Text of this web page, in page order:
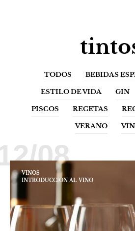
TODOS BEBIDAS
ESTILO DE VIDA GIN
PISCOS RECETAS
VERANO
08
VINOS
INTRODUCCIÓN AL VINO